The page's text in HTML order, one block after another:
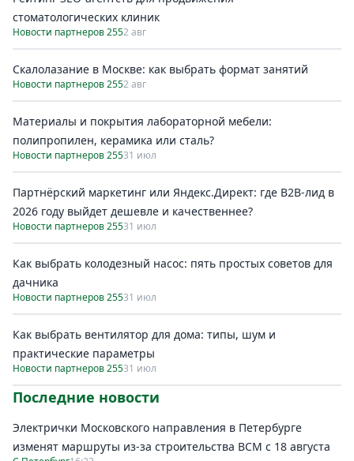
стоматологических клиник
Новости партнеров 2552 авг
Скалолазание в Москве: как выбрать формат занятий
Новости партнеров 2552 авг
Материалы и покрытия лабораторной мебели:
полипропилен, керамика или сталь?
Новости партнеров 25531 июл
Партнёрский маркетинг или Яндекс.Директ: где B2B-лид в
2026 году выйдет дешевле и качественнее?
Новости партнеров 25531 июл
Как выбрать колодезный насос: пять простых советов для
дачника
Новости партнеров 25531 июл
Как выбрать вентилятор для дома: типы, шум и
практические параметры
Новости партнеров 25531 июл
Последние новости
Электрички Московского направления в Петербурге
изменят маршруты из-за строительства ВСМ с 18 августа